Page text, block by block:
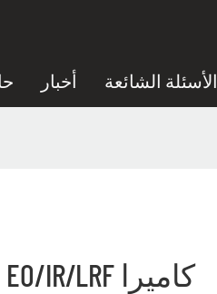
أخبار الأسئلة الشائعة
YPO-A3-10 3 محور EO/IR/LRF كاميرا